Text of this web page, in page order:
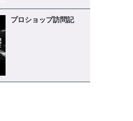
プロショップ訪問記